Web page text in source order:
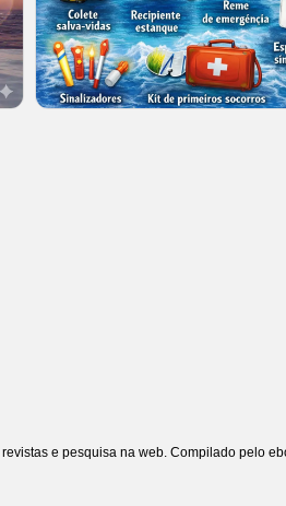
e pesquisa na web. Compilado pelo